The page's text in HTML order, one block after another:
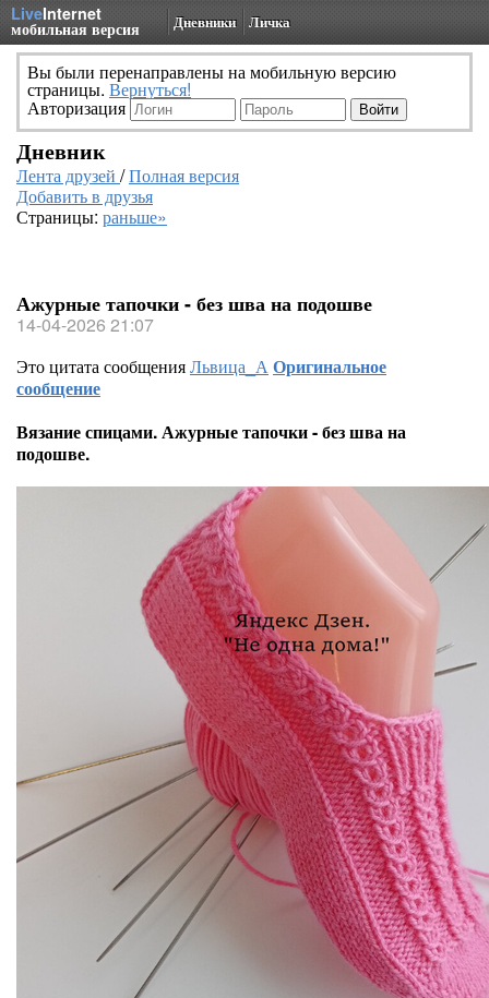
LiveInternet
мобильная версия Дневники Личка
Вы были перенаправлены на мобильную версию
страницы. Вернуться!
Авторизация
Дневник
Лента друзей /Полная версия
Добавить в друзья
Страницы: раньше»
Ажурные тапочки - без шва на подошве
14-04-2026 21:07
Это цитата сообщенияЛьвица_АОригинальное
сообщение
Вязание спицами. Ажурные тапочки - без шва на
подошве.